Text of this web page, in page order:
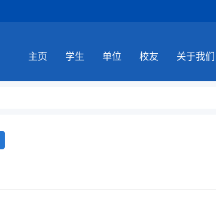
主页 学生 单位 校友 关于我们